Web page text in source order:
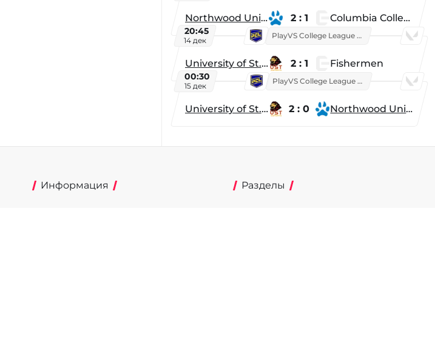
Northwood University 2 : 1 Columbia College
20:45
14 дек
PlayVS College League 2025: Fall
University of St. Thomas 2 : 1 Fishermen
00:30
15 дек
PlayVS College League 2025: Fall
University of St. Thomas 2 : 0 Northwood University
Информация Разделы